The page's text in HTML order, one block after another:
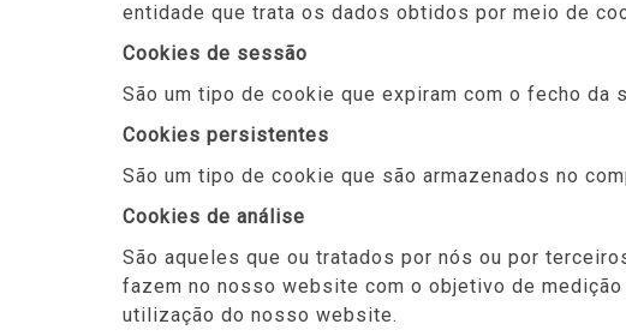
entidade que trata os dados obtidos por meio de
Cookies de sessão
São um tipo de cookie que expiram com o fecho da
Cookies persistentes
São um tipo de cookie que são armazenados no
Cookies de análise
São aqueles que ou tratados por nós ou por
fazem no nosso website com o objetivo de
utilização do nosso website.